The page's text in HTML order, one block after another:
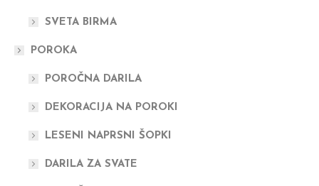
SVETA BIRMA
POROKA
POROČNA DARILA
DEKORACIJA NA POROKI
LESENI NAPRSNI ŠOPKI
DARILA ZA SVATE